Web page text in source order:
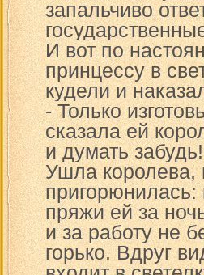
запальчиво
И вот по
принцессу в
кудели и
- Только
сказала ей
и думать забудь!
Ушла королева,
пригорюнилась:
пряжи ей за
и за работу не
горько. Вдруг